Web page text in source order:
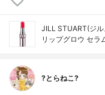
JILL STUART(ジ
リップグロウ セラ
?とらねこ?